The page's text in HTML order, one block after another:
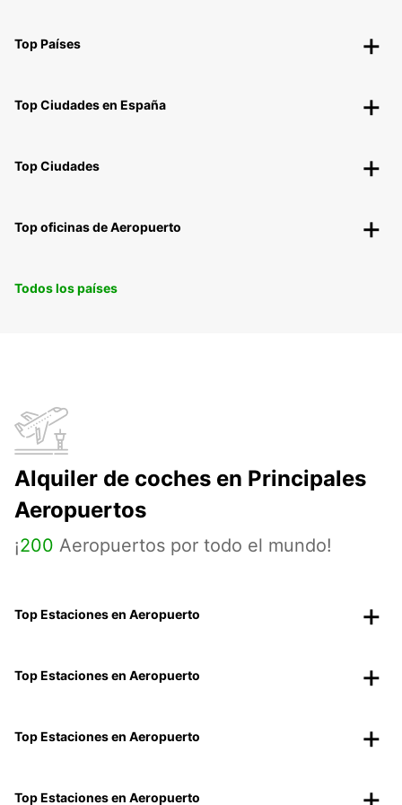
Top Países
Top Ciudades en España
Top Ciudades
Top oficinas de Aeropuerto
Todos los países
Alquiler de coches en Principales
Aeropuertos
¡200 Aeropuertos por todo el mundo!
Top Estaciones en Aeropuerto
Top Estaciones en Aeropuerto
Top Estaciones en Aeropuerto
Top Estaciones en Aeropuerto